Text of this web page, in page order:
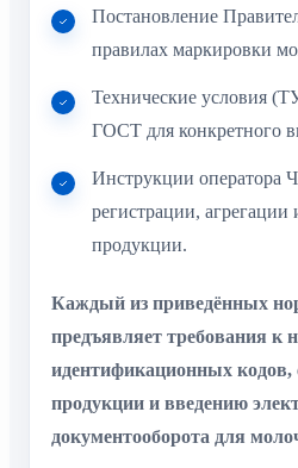
Постановление
правилах маркировки
Технические условия
ГОСТ для конкретного
Инструкции оператора
регистрации,
продукции.
Каждый из приведённых
предъявляет требования к
идентификационных кодов,
продукции и введению
документооборота для